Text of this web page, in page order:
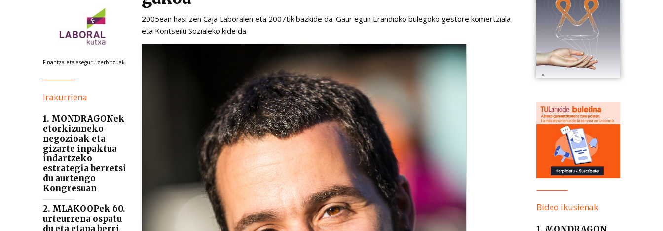
Finantza eta aseguru zerbitzuak.
Irakurriena
1. MONDRAGONek
etorkizuneko
negozioak eta
gizarte inpaktua
indartzeko
estrategia berretsi
du aurtengo
Kongresuan
2. MLAKOOPek 60.
urteurrena ospatu
du eta etapa berri
2005ean hasi zen Caja Laboralen eta 2007tik bazkide da. Gaur egun Erandioko bulegoko gestore komertziala
eta Kontseilu Sozialeko kide da.
Bideo ikusienak